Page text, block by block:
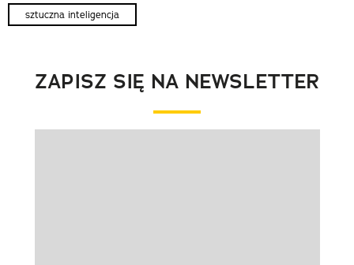
sztuczna inteligencja
ZAPISZ SIĘ NA NEWSLETTER